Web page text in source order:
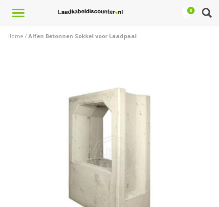
Toggle
0
Home / Alfen Betonnen Sokkel voor Laadpaal